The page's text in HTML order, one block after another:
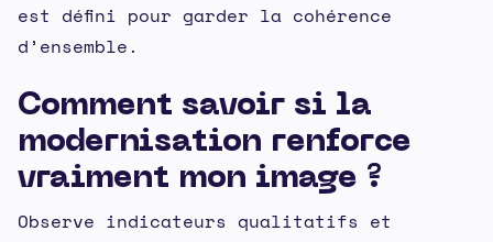
est défini pour garder la cohérence
d’ensemble.
Comment savoir si la
modernisation renforce
vraiment mon image ?
Observe indicateurs qualitatifs et